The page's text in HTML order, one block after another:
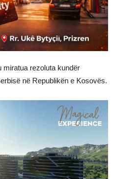
miratua rezoluta kundër
në Republikën e Kosovës.